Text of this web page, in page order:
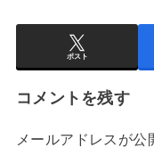
ポスト
コメントを残す
メールアドレスが公